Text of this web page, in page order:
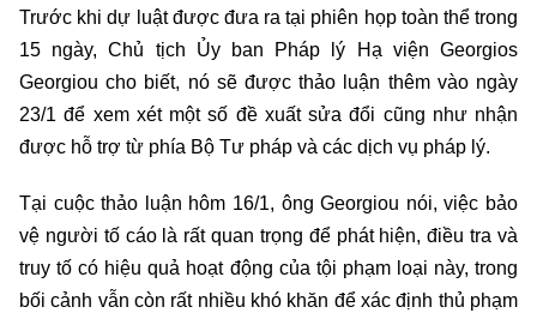
Trước khi dự luật được đưa ra tại phiên họp toàn thể trong
15 ngày, Chủ tịch Ủy ban Pháp lý Hạ viện Georgios
Georgiou cho biết, nó sẽ được thảo luận thêm vào ngày
23/1 để xem xét một số đề xuất sửa đổi cũng như nhận
được hỗ trợ từ phía Bộ Tư pháp và các dịch vụ pháp lý.
Tại cuộc thảo luận hôm 16/1, ông Georgiou nói, việc bảo
vệ người tố cáo là rất quan trọng để phát hiện, điều tra và
truy tố có hiệu quả hoạt động của tội phạm loại này, trong
bối cảnh vẫn còn rất nhiều khó khăn để xác định thủ phạm